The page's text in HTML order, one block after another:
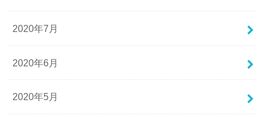
2020年7月
2020年6月
2020年5月